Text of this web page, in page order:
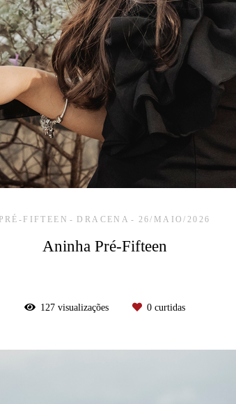
PRÉ-FIFTEEN DRACENA 26/MAIO/2026
Aninha Pré-Fifteen
127visualizações 0curtidas